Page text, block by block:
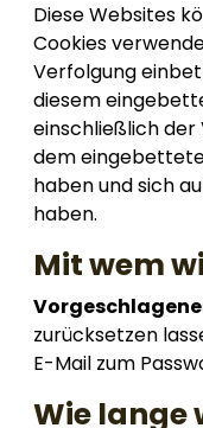
Diese Websites
Cookies
Verfolgung
diesem
einschließlich
dem
haben und sich
haben.
Mit wem
zurücksetzen
E-Mail zum
Wie lange